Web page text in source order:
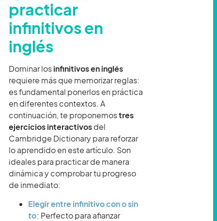
practicar
infinitivos en
inglés
Dominar losinfinitivos en inglés
requiere más que memorizar reglas:
es fundamental ponerlos en práctica
en diferentes contextos. A
continuación, te proponemostres
ejercicios interactivosdel
Cambridge Dictionary para reforzar
lo aprendido en este artículo. Son
ideales para practicar de manera
dinámica y comprobar tu progreso
de inmediato:
Elegir entre infinitivo con o sin
to: Perfecto para afianzar